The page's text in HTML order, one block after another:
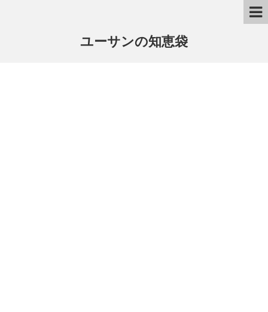
ユーサンの知恵袋